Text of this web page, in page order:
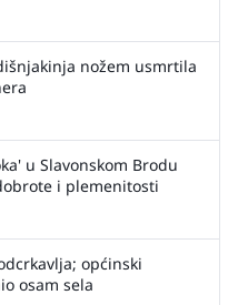
nožem usmrtila
u Slavonskom Brodu
i plemenitosti
općinski
osam sela